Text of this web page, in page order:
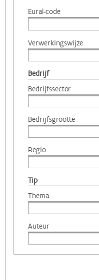
Eural-code
Verwerkingswijze
Bedrijf
Bedrijfssector
Bedrijfsgrootte
Regio
Tip
Thema
Auteur